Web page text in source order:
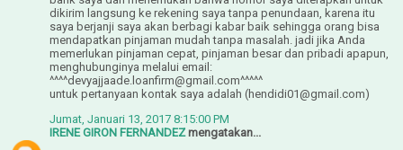
dikirim langsung ke rekening saya tanpa penundaan, karena itu
saya berjanji saya akan berbagi kabar baik sehingga orang bisa
mendapatkan pinjaman mudah tanpa masalah. jadi jika Anda
memerlukan pinjaman cepat, pinjaman besar dan pribadi apapun,
menghubunginya melalui email:
^^^^devyajjaade.loanfirm@gmail.com^^^^^
untuk pertanyaan kontak saya adalah (hendidi01@gmail.com)
Jumat, Januari 13, 2017 8:15:00 PM
IRENE GIRON FERNANDEZmengatakan...